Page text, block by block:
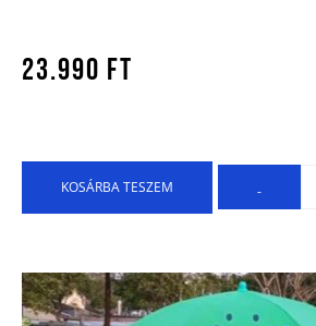
23.990 Ft
-
KOSÁRBA TESZEM